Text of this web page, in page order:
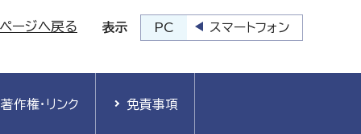
ージへ戻る 表示 PC スマートフォン
著作権・リンク 免責事項